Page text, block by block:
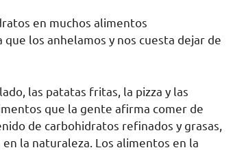
en muchos alimentos
los anhelamos y nos cuesta dejar de
las patatas fritas, la pizza y las
que la gente afirma comer de
de carbohidratos refinados y grasas,
la naturaleza. Los alimentos en la